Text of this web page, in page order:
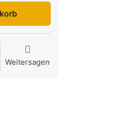
Menge 1.
Weitersagen